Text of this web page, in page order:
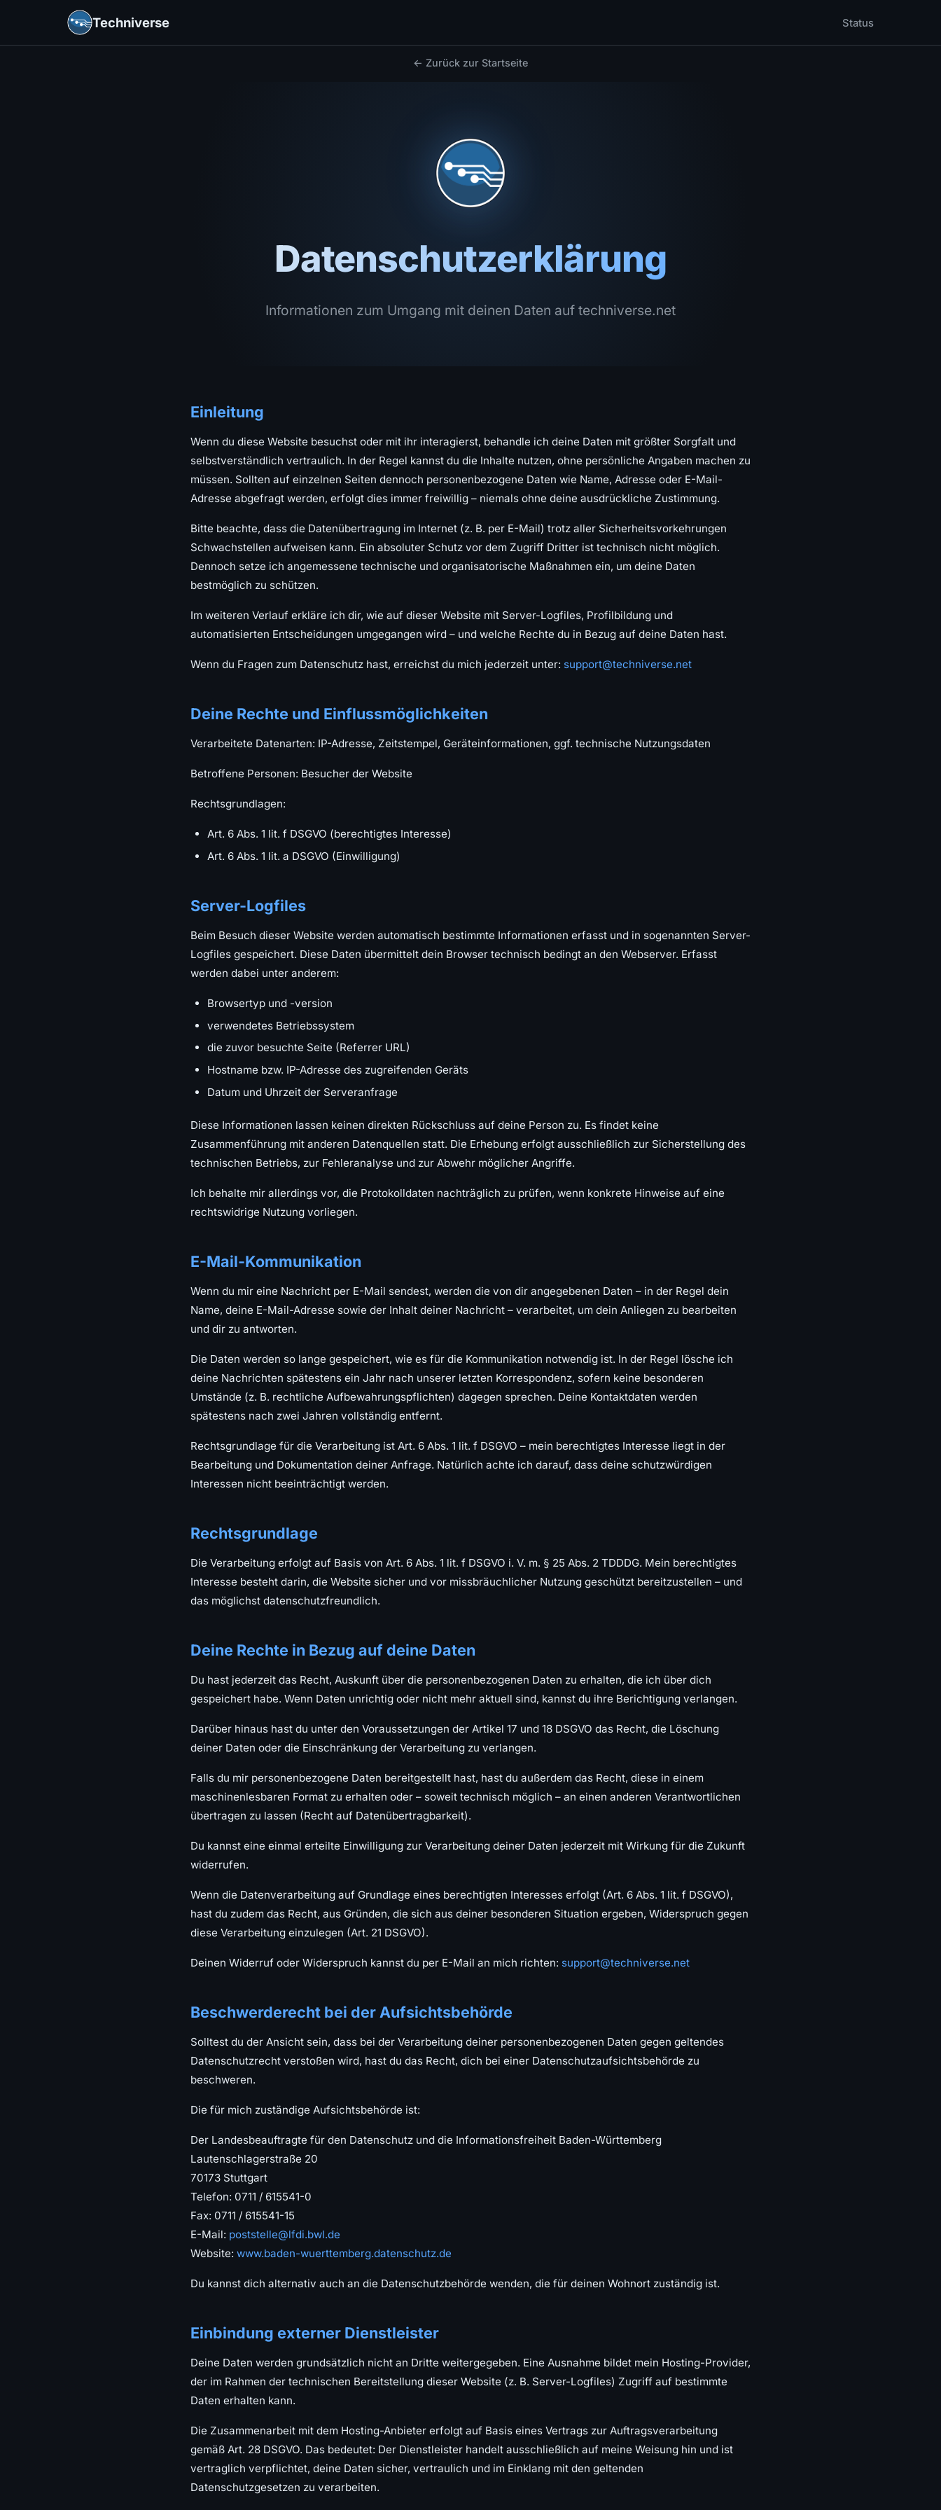
Techniverse Status
← Zurück zur Startseite
Datenschutzerklärung
Informationen zum Umgang mit deinen Daten auf techniverse.net
Einleitung
Wenn du diese Website besuchst oder mit ihr interagierst, behandle ich deine Daten mit größter Sorgfalt und
selbstverständlich vertraulich. In der Regel kannst du die Inhalte nutzen, ohne persönliche Angaben machen zu
müssen. Sollten auf einzelnen Seiten dennoch personenbezogene Daten wie Name, Adresse oder E-Mail-
Adresse abgefragt werden, erfolgt dies immer freiwillig – niemals ohne deine ausdrückliche Zustimmung.
Bitte beachte, dass die Datenübertragung im Internet (z. B. per E-Mail) trotz aller Sicherheitsvorkehrungen
Schwachstellen aufweisen kann. Ein absoluter Schutz vor dem Zugriff Dritter ist technisch nicht möglich.
Dennoch setze ich angemessene technische und organisatorische Maßnahmen ein, um deine Daten
bestmöglich zu schützen.
Im weiteren Verlauf erkläre ich dir, wie auf dieser Website mit Server-Logfiles, Profilbildung und
automatisierten Entscheidungen umgegangen wird – und welche Rechte du in Bezug auf deine Daten hast.
Wenn du Fragen zum Datenschutz hast, erreichst du mich jederzeit unter: support@techniverse.net
Deine Rechte und Einflussmöglichkeiten
Verarbeitete Datenarten: IP-Adresse, Zeitstempel, Geräteinformationen, ggf. technische Nutzungsdaten
Betroffene Personen: Besucher der Website
Rechtsgrundlagen:
Art. 6 Abs. 1 lit. f DSGVO (berechtigtes Interesse)
Art. 6 Abs. 1 lit. a DSGVO (Einwilligung)
Server-Logfiles
Beim Besuch dieser Website werden automatisch bestimmte Informationen erfasst und in sogenannten Server-
Logfiles gespeichert. Diese Daten übermittelt dein Browser technisch bedingt an den Webserver. Erfasst
werden dabei unter anderem:
Browsertyp und -version
verwendetes Betriebssystem
die zuvor besuchte Seite (Referrer URL)
Hostname bzw. IP-Adresse des zugreifenden Geräts
Datum und Uhrzeit der Serveranfrage
Diese Informationen lassen keinen direkten Rückschluss auf deine Person zu. Es findet keine
Zusammenführung mit anderen Datenquellen statt. Die Erhebung erfolgt ausschließlich zur Sicherstellung des
technischen Betriebs, zur Fehleranalyse und zur Abwehr möglicher Angriffe.
Ich behalte mir allerdings vor, die Protokolldaten nachträglich zu prüfen, wenn konkrete Hinweise auf eine
rechtswidrige Nutzung vorliegen.
E-Mail-Kommunikation
Wenn du mir eine Nachricht per E-Mail sendest, werden die von dir angegebenen Daten – in der Regel dein
Name, deine E-Mail-Adresse sowie der Inhalt deiner Nachricht – verarbeitet, um dein Anliegen zu bearbeiten
und dir zu antworten.
Die Daten werden so lange gespeichert, wie es für die Kommunikation notwendig ist. In der Regel lösche ich
deine Nachrichten spätestens ein Jahr nach unserer letzten Korrespondenz, sofern keine besonderen
Umstände (z. B. rechtliche Aufbewahrungspflichten) dagegen sprechen. Deine Kontaktdaten werden
spätestens nach zwei Jahren vollständig entfernt.
Rechtsgrundlage für die Verarbeitung ist Art. 6 Abs. 1 lit. f DSGVO – mein berechtigtes Interesse liegt in der
Bearbeitung und Dokumentation deiner Anfrage. Natürlich achte ich darauf, dass deine schutzwürdigen
Interessen nicht beeinträchtigt werden.
Rechtsgrundlage
Die Verarbeitung erfolgt auf Basis von Art. 6 Abs. 1 lit. f DSGVO i. V. m. § 25 Abs. 2 TDDDG. Mein berechtigtes
Interesse besteht darin, die Website sicher und vor missbräuchlicher Nutzung geschützt bereitzustellen – und
das möglichst datenschutzfreundlich.
Deine Rechte in Bezug auf deine Daten
Du hast jederzeit das Recht, Auskunft über die personenbezogenen Daten zu erhalten, die ich über dich
gespeichert habe. Wenn Daten unrichtig oder nicht mehr aktuell sind, kannst du ihre Berichtigung verlangen.
Darüber hinaus hast du unter den Voraussetzungen der Artikel 17 und 18 DSGVO das Recht, die Löschung
deiner Daten oder die Einschränkung der Verarbeitung zu verlangen.
Falls du mir personenbezogene Daten bereitgestellt hast, hast du außerdem das Recht, diese in einem
maschinenlesbaren Format zu erhalten oder – soweit technisch möglich – an einen anderen Verantwortlichen
übertragen zu lassen (Recht auf Datenübertragbarkeit).
Du kannst eine einmal erteilte Einwilligung zur Verarbeitung deiner Daten jederzeit mit Wirkung für die Zukunft
widerrufen.
Wenn die Datenverarbeitung auf Grundlage eines berechtigten Interesses erfolgt (Art. 6 Abs. 1 lit. f DSGVO),
hast du zudem das Recht, aus Gründen, die sich aus deiner besonderen Situation ergeben, Widerspruch gegen
diese Verarbeitung einzulegen (Art. 21 DSGVO).
Deinen Widerruf oder Widerspruch kannst du per E-Mail an mich richten: support@techniverse.net
Beschwerderecht bei der Aufsichtsbehörde
Solltest du der Ansicht sein, dass bei der Verarbeitung deiner personenbezogenen Daten gegen geltendes
Datenschutzrecht verstoßen wird, hast du das Recht, dich bei einer Datenschutzaufsichtsbehörde zu
beschweren.
Die für mich zuständige Aufsichtsbehörde ist:
Der Landesbeauftragte für den Datenschutz und die Informationsfreiheit Baden-Württemberg
Lautenschlagerstraße 20
70173 Stuttgart
Telefon: 0711 / 615541-0
Fax: 0711 / 615541-15
E-Mail: poststelle@lfdi.bwl.de
Website: www.baden-wuerttemberg.datenschutz.de
Du kannst dich alternativ auch an die Datenschutzbehörde wenden, die für deinen Wohnort zuständig ist.
Einbindung externer Dienstleister
Deine Daten werden grundsätzlich nicht an Dritte weitergegeben. Eine Ausnahme bildet mein Hosting-Provider,
der im Rahmen der technischen Bereitstellung dieser Website (z. B. Server-Logfiles) Zugriff auf bestimmte
Daten erhalten kann.
Die Zusammenarbeit mit dem Hosting-Anbieter erfolgt auf Basis eines Vertrags zur Auftragsverarbeitung
gemäß Art. 28 DSGVO. Das bedeutet: Der Dienstleister handelt ausschließlich auf meine Weisung hin und ist
vertraglich verpflichtet, deine Daten sicher, vertraulich und im Einklang mit den geltenden
Datenschutzgesetzen zu verarbeiten.